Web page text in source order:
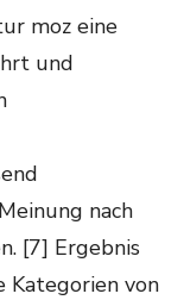
moz eine
und
nach
[7] Ergebnis
Kategorien von